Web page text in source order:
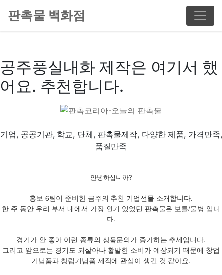
판촉물 백화점
공주풍실내화 제작은 여기서 했
어요. 추천합니다.
기업, 공공기관, 학교, 단체, 판촉물제작, 다양한 제품, 가격만족,
품질만족
안녕하십니까?
홍보 6팀이 준비한 금주의 추천 기업선물 소개합니다.
한 주 동안 우리 부서 내에서 가장 인기 있었던 판촉물은 보틀/물병 입니
다.
경기가 안 좋아 이런 종류의 상품문의가 증가하는 추세입니다.
그리고 앞으로는 경기도 되살아나 활발한 소비가 예상되기 때문에 창업
기념품과 창립기념품 제작에 관심이 생긴 것 같아요.